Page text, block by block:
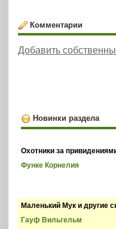
Комментарии
Добавить
Новинки раздела
Охотники за
Функе Корнелия
Маленький Мук и другие
Гауф Вильгельм